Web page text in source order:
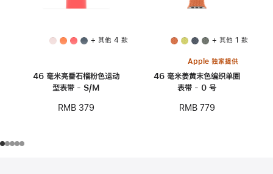
+ 其他 4 款
46 毫米亮番石榴粉色运动
型表带 - S/M
RMB 379
+ 其他 1 款
Apple 独家提供
46 毫米姜黄末色编织单圈
表带 - 0 号
RMB 779